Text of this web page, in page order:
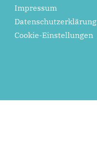
Impressum
Datenschutzerklärung
Cookie-Einstellungen